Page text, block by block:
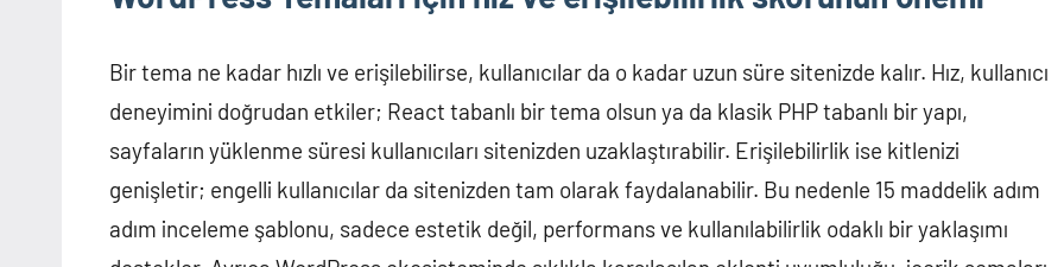
Bir tema ne kadar hızlı ve erişilebilirse, kullanıcılar da o kadar uzun süre sitenizde kalır. Hız, kullanıcı
deneyimini doğrudan etkiler; React tabanlı bir tema olsun ya da klasik PHP tabanlı bir yapı,
sayfaların yüklenme süresi kullanıcıları sitenizden uzaklaştırabilir. Erişilebilirlik ise kitlenizi
genişletir; engelli kullanıcılar da sitenizden tam olarak faydalanabilir. Bu nedenle 15 maddelik adım
adım inceleme şablonu, sadece estetik değil, performans ve kullanılabilirlik odaklı bir yaklaşımı